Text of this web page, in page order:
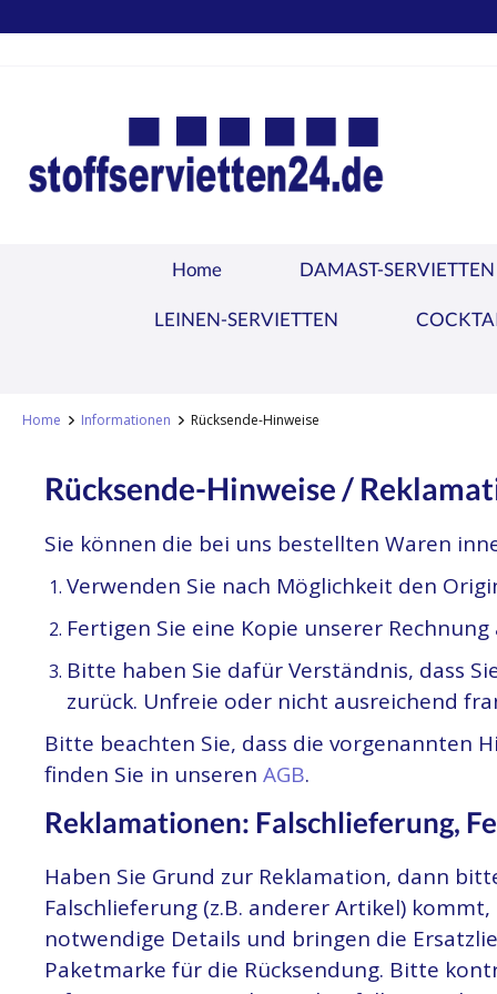
Home DAMAST-SERVIETTEN
LEINEN-SERVIETTEN
Home Informationen Rücksende-Hinweise
Rücksende-Hinweise /
Sie können die bei uns bestellten Waren
Verwenden Sie nach Möglichkeit den
Fertigen Sie eine Kopie unserer
Bitte haben Sie dafür Verständnis, dass
zurück. Unfreie oder nicht ausreichend
Bitte beachten Sie, dass die vorgenannten
finden Sie in unseren AGB.
Reklamationen: Falschlieferung,
Haben Sie Grund zur Reklamation, dann
Falschlieferung (z.B. anderer Artikel)
notwendige Details und bringen die
Paketmarke für die Rücksendung. Bitte